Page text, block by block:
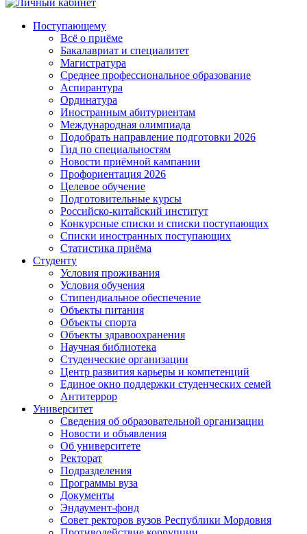
Поступающему
Всё о приёме
Бакалавриат и специалитет
Магистратура
Среднее профессиональное образование
Аспирантура
Ординатура
Иностранным абитуриентам
Международная олимпиада
Подобрать направление подготовки 2026
Гид по специальностям
Новости приёмной кампании
Профориентация 2026
Целевое обучение
Подготовительные курсы
Российско-китайский институт
Конкурсные списки и списки поступающих
Списки иностранных поступающих
Статистика приёма
Студенту
Условия проживания
Условия обучения
Стипендиальное обеспечение
Объекты питания
Объекты спорта
Объекты здравоохранения
Научная библиотека
Студенческие организации
Центр развития карьеры и компетенций
Единое окно поддержки студенческих семей
Антитеррор
Университет
Сведения об образовательной организации
Новости и объявления
Об университете
Ректорат
Подразделения
Программы вуза
Документы
Эндаумент-фонд
Совет ректоров вузов Республики Мордовия